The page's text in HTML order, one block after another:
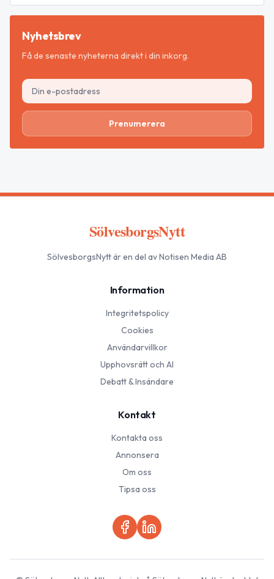
Nyhetsbrev
Få de senaste nyheterna direkt i din inkorg.
Prenumerera
SölvesborgsNytt
SölvesborgsNyttär en del av Notisen Media AB
Information
Integritetspolicy
Cookies
Användarvillkor
Upphovsrätt och AI
Debatt & Insändare
Kontakt
Kontakta oss
Annonsera
Om oss
Tipsa oss